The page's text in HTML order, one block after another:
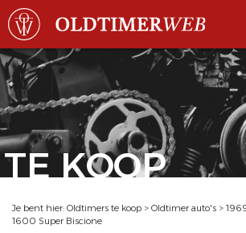
TE KOOP
Je bent hier: Oldtimers te koop > Oldtimer auto's >
1600 Super Biscione